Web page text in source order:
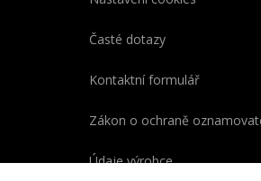
Časté dotazy
Kontaktní formulář
Zákon o ochraně
Údaje výrobce